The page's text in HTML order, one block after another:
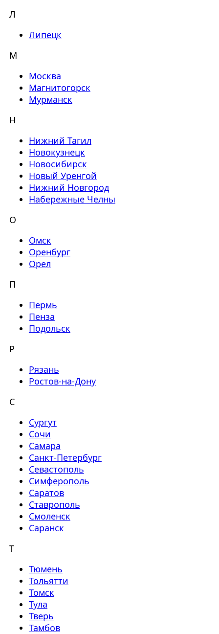
Л
Липецк
М
Москва
Магнитогорск
Мурманск
Н
Нижний Тагил
Новокузнецк
Новосибирск
Новый Уренгой
Нижний Новгород
Набережные Челны
О
Омск
Оренбург
Орел
П
Пермь
Пенза
Подольск
Р
Рязань
Ростов-на-Дону
С
Сургут
Сочи
Самара
Санкт-Петербург
Севастополь
Симферополь
Саратов
Ставрополь
Смоленск
Саранск
Т
Тюмень
Тольятти
Томск
Тула
Тверь
Тамбов